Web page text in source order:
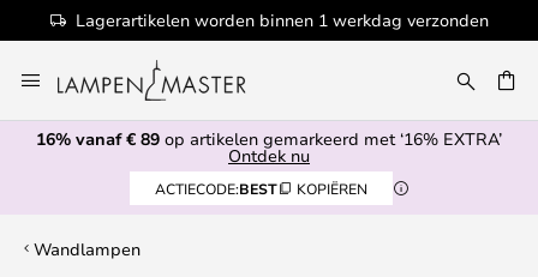
Lagerartikelen worden binnen 1 werkdag verzonden
naar
de
inhoud
16% vanaf € 89 op artikelen gemarkeerd met ‘16% EXTRA’
Ontdek nu
ACTIECODE:BEST KOPIËREN
Wandlampen